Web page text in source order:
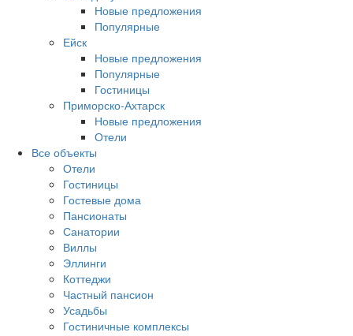
Новые предложения
Популярные
Ейск
Новые предложения
Популярные
Гостиницы
Приморско-Ахтарск
Новые предложения
Отели
Все объекты
Отели
Гостиницы
Гостевые дома
Пансионаты
Санатории
Виллы
Эллинги
Коттеджи
Частный пансион
Усадьбы
Гостиничные комплексы